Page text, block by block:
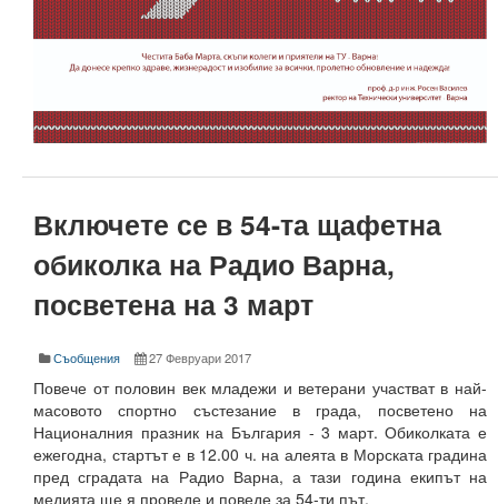
Електротехнически факултет
Факултет по изчислителна техника и автоматизация
Машинно-технологичен факултет
Месец на науката 2024
Начало
Електротехнически факултет
Факултет по изчислителна техника и автоматизация
Машинно-технологичен факултет
Включете се в 54-та щафетна
обиколка на Радио Варна,
посветена на 3 март
Съобщения 27 Февруари 2017
Повече от половин век младежи и ветерани участват в най-
масовото спортно състезание в града, посветено на
Националния празник на България - 3 март. Обиколката е
ежегодна, стартът е в 12.00 ч. на алеята в Морската градина
пред сградата на Радио Варна, а тази година екипът на
медията ще я проведе и поведе за 54-ти път.